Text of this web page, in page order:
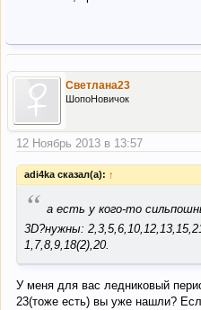
Светлана23
ШопоНовичок
12 Ноябрь 2013 в 13:57
adi4ka сказал(а): ↑
“ а есть у кого-то
3D?нужны:
1,7,8,9,18(2),20.
У меня для вас ледниковый
23(тоже есть) вы уже нашли?